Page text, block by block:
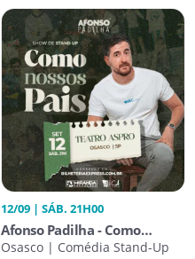
12/09 | SÁB. 21H00
Afonso Padilha - Como
Nossos Pais
Osasco | Comédia Stand-Up